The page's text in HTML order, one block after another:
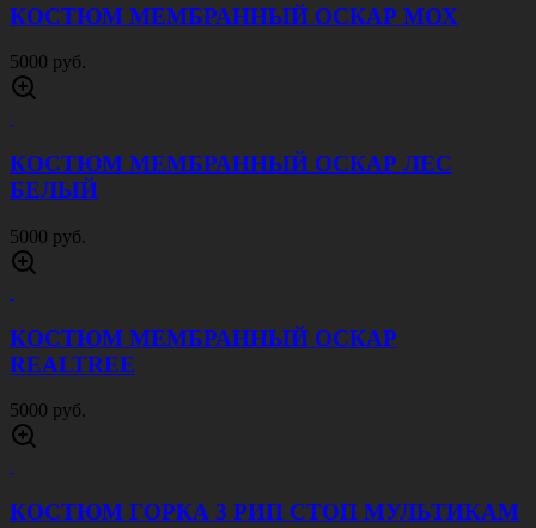
МАСКХАЛАТ ТУРИСТ БУНДЕСФЕР
1800 руб.
КОСТЮМ ГОРКА 3 РИП СТОП ЧЕРНАЯ
5000 руб.
БЕЙСБОЛКА ОМОН ЧЕРНАЯ
300 руб.